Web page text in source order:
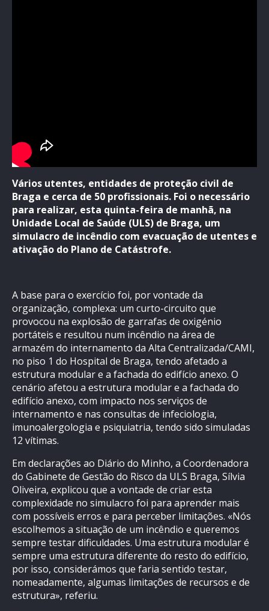
Vários utentes, entidades de proteção civil de
Braga e cerca de 50 profissionais. Foi o necessário
para realizar, esta quinta-feira de manhã, na
Unidade Local de Saúde (ULS) de Braga, um
simulacro de incêndio com evacuação de utentes e
ativação do Plano de Catástrofe.
A base para o exercício foi, por vontade da
organização, complexa: um curto-circuito que
provocou na explosão de garrafas de oxigénio
portáteis e resultou num incêndio na área de
armazém do internamento da Alta Centralizada/CAMI,
no piso 1 do Hospital de Braga, tendo afetado a
estrutura modular e a fachada do edifício anexo. O
cenário afetou a estrutura modular e a fachada do
edifício anexo, com impacto nos serviços de
internamento e nas consultas de infeciologia,
imunoalergologia e psiquiatria, tendo sido simuladas
12 vítimas.
Em declarações ao Diário do Minho, a Coordenadora
do Gabinete de Gestão do Risco da ULS Braga, Sílvia
Oliveira, explicou que a vontade de criar esta
complexidade no simulacro foi para aprender mais
com possíveis erros e para perceber limitações. «Nós
escolhemos a situação de um incêndio e queremos
sempre testar dificuldades. Uma estrutura modular é
sempre uma estrutura diferente do resto do edifício,
por isso, considerámos que faria sentido testar,
nomeadamente, algumas limitações de recursos e de
estrutura», referiu.